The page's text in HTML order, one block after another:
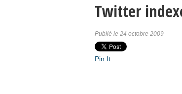
Twitter
Publié le 24 octobre 2009
Pin It